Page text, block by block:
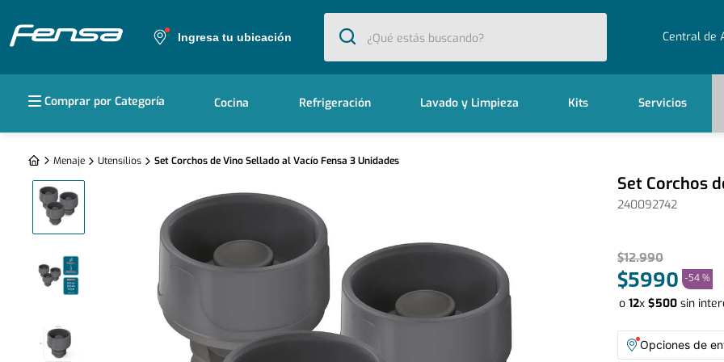
Ingresa tu ubicación
¿Qué estás buscando?
1. cocina 5 platos
3. bottom freezer
refrigerador no frost
5. secadora
Central de
Comprar por Categoría Cocina Refrigeración Lavado y Limpieza Kits Servicios
Menaje Utensílios Set Corchos de Vino Sellado al Vacío Fensa 3 Unidades
Set Corchos
240092742
$12.990
$5990 -54 %
o 12x $500 sin
Opciones de